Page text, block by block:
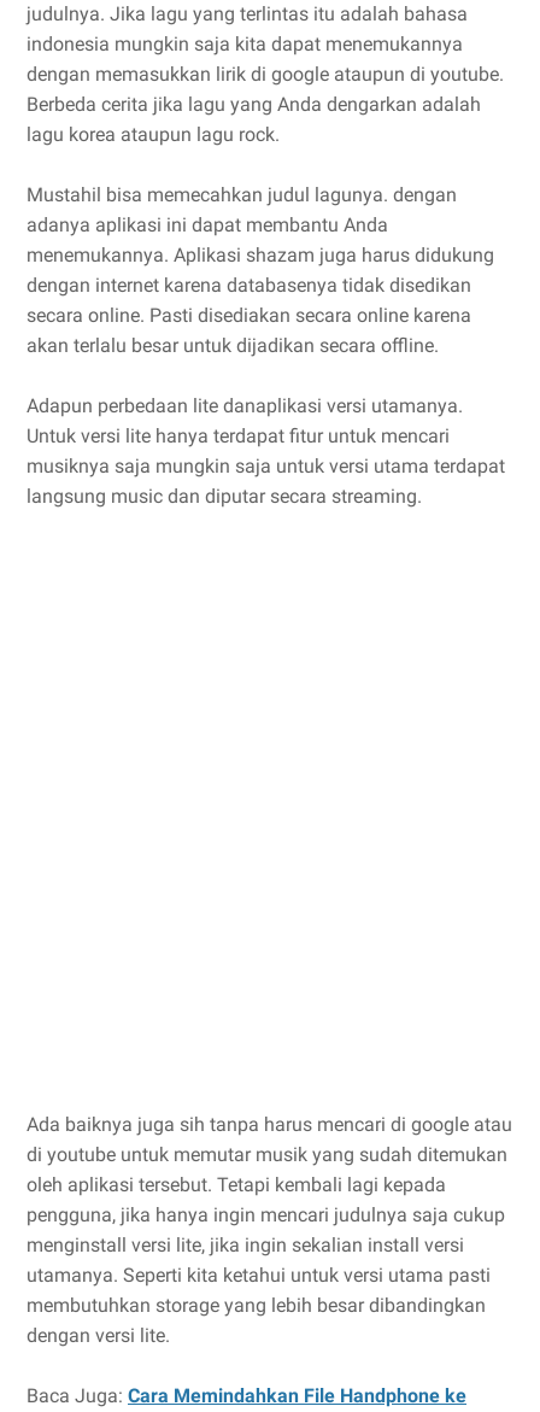
judulnya. Jika lagu yang terlintas itu adalah bahasa
indonesia mungkin saja kita dapat menemukannya
dengan memasukkan lirik di google ataupun di youtube.
Berbeda cerita jika lagu yang Anda dengarkan adalah
lagu korea ataupun lagu rock.
Mustahil bisa memecahkan judul lagunya. dengan
adanya aplikasi ini dapat membantu Anda
menemukannya. Aplikasi shazam juga harus didukung
dengan internet karena databasenya tidak disedikan
secara online. Pasti disediakan secara online karena
akan terlalu besar untuk dijadikan secara offline.
Adapun perbedaan lite danaplikasi versi utamanya.
Untuk versi lite hanya terdapat fitur untuk mencari
musiknya saja mungkin saja untuk versi utama terdapat
langsung music dan diputar secara streaming.
Ada baiknya juga sih tanpa harus mencari di google atau
di youtube untuk memutar musik yang sudah ditemukan
oleh aplikasi tersebut. Tetapi kembali lagi kepada
pengguna, jika hanya ingin mencari judulnya saja cukup
menginstall versi lite, jika ingin sekalian install versi
utamanya. Seperti kita ketahui untuk versi utama pasti
membutuhkan storage yang lebih besar dibandingkan
dengan versi lite.
Baca Juga: Cara Memindahkan File Handphone ke